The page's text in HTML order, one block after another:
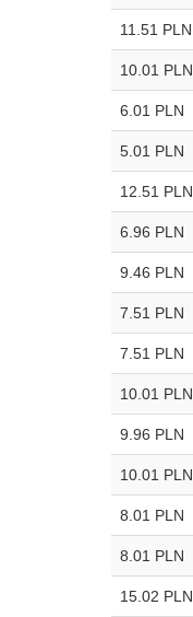
11.51 PLN
10.01 PLN
6.01 PLN
5.01 PLN
12.51 PLN
6.96 PLN
9.46 PLN
7.51 PLN
7.51 PLN
10.01 PLN
9.96 PLN
10.01 PLN
8.01 PLN
8.01 PLN
15.02 PLN